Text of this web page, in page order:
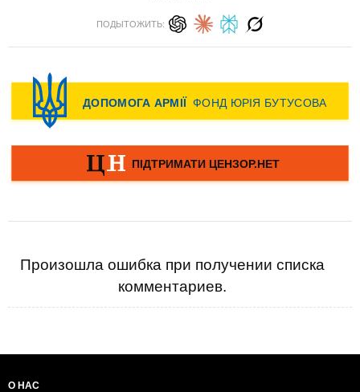
ПОДЫТОЖИТЬ:
Произошла ошибка при получении списка
комментариев.
О НАС